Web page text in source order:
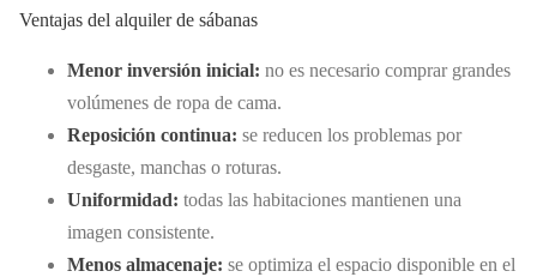
Ventajas del alquiler de sábanas
Menor inversión inicial: no es necesario comprar grandes
volúmenes de ropa de cama.
Reposición continua: se reducen los problemas por
desgaste, manchas o roturas.
Uniformidad: todas las habitaciones mantienen una
imagen consistente.
Menos almacenaje: se optimiza el espacio disponible en el